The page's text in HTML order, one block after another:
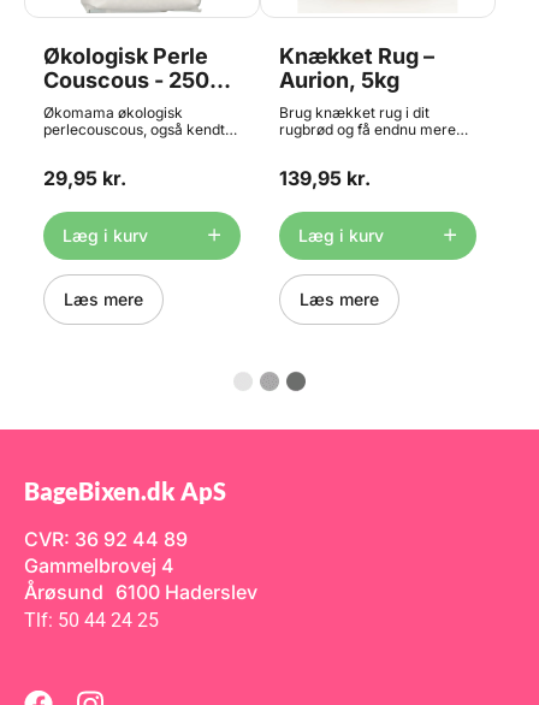
Økologisk Perle
Couscous - 250g,
Økomama
Økomama økologisk
perlecouscous, også kendt
er fremstillet i bronzeforme -
porøs overflade. Det hjælper
til, at marinader eller saucer
hænger godt ved, hvilket
giver en bedre
smagsoplevelse. Denne
økologiske perle couscous
har mange
29,95 kr.
Læg i kurv
Læs mere
Knækket Rug –
Aurion, 5kg
Brug knækket rug i dit
rugbrød og få endnu mere
knækbrød og grovboller.
dato på dette produkt er ned
til 1 måned grundet strenge
kvalitetskrav.
139,95 kr.
Læg i kurv
Læs mere
BageBixen.dk ApS
CVR: 36 92 44 89
Gammelbrovej 4
Årøsund 6100 Haderslev
Tlf: 50 44 24 25